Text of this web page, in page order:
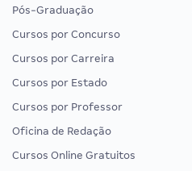
Pós-Graduação
Cursos por Concurso
Cursos por Carreira
Cursos por Estado
Cursos por Professor
Oficina de Redação
Cursos Online Gratuitos